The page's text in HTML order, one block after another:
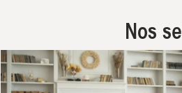
Nos